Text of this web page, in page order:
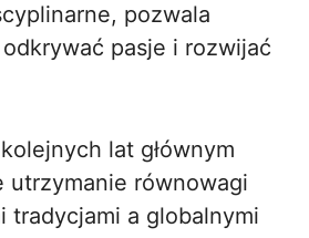
pozwala
odkrywać pasje i rozwijać
lat głównym
utrzymanie równowagi
tradycjami a globalnymi